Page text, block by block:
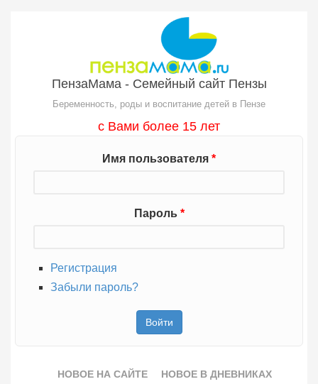
ПензаМама - Семейный сайт Пензы
Беременность, роды и воспитание детей в Пензе
с Вами более 15 лет
Имя пользователя *
Пароль *
Регистрация
Забыли пароль?
НОВОЕ НА САЙТЕ НОВОЕ В ДНЕВНИКАХ